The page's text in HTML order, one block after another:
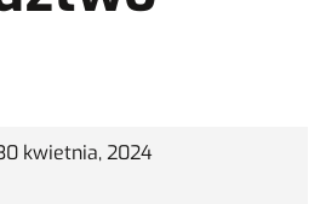
kwietnia, 2024